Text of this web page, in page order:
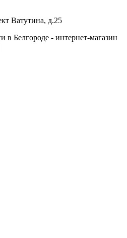
Ватутина, д.25
в Белгороде - интернет-магазин